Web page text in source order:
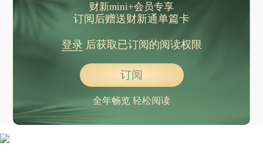
财新mini+会员专享
订阅后赠送财新通单篇卡
登录后获取已订阅的阅读权限
订阅
全年畅览 轻松阅读